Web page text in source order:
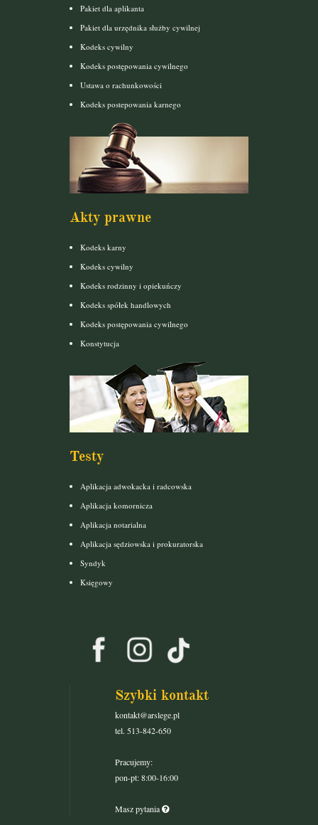
Pakiet dla aplikanta
Pakiet dla urzędnika służby cywilnej
Kodeks cywilny
Kodeks postępowania cywilnego
Ustawa o rachunkowości
Kodeks postepowania karnego
Akty prawne
Kodeks karny
Kodeks cywilny
Kodeks rodzinny i opiekuńczy
Kodeks spółek handlowych
Kodeks postępowania cywilnego
Konstytucja
Testy
Aplikacja adwokacka i radcowska
Aplikacja komornicza
Aplikacja notarialna
Aplikacja sędziowska i prokuratorska
Syndyk
Księgowy
Szybki kontakt
kontakt@arslege.pl
tel. 513-842-650
Pracujemy:
pon-pt: 8:00-16:00
Masz pytania